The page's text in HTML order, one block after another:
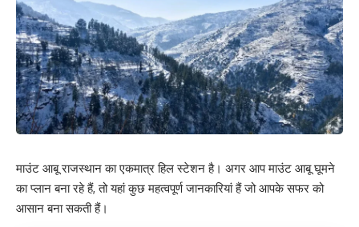
माउंट आबू राजस्थान का एकमात्र हिल स्टेशन है। अगर आप माउंट आबू घूमने
का प्लान बना रहे हैं, तो यहां कुछ महत्वपूर्ण जानकारियां हैं जो आपके सफर को
आसान बना सकती हैं।